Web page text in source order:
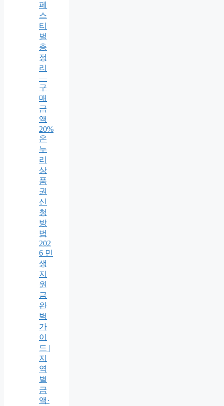
페
스
티
벌
총
정
리
—
구
매
금
액
20%
온
누
리
상
품
권
신
청
방
법
202
6 민
생
지
원
금
완
벽
가
이
드 |
지
역
별
금
액·